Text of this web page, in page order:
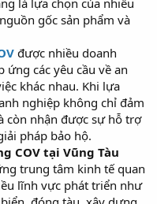
gốc sản phẩm và
được nhiều doanh
các yêu cầu về an
khác nhau. Khi lựa
nghiệp không chỉ đảm
còn nhận được sự hỗ trợ
pháp bảo hộ.
COV tại Vũng Tàu
trung tâm kinh tế quan
lĩnh vực phát triển như